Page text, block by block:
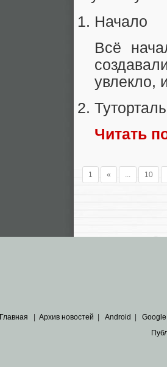
Начало
Всё
увлекло,
Читать
1 « ... 10
Главная Архив новостей Android Google